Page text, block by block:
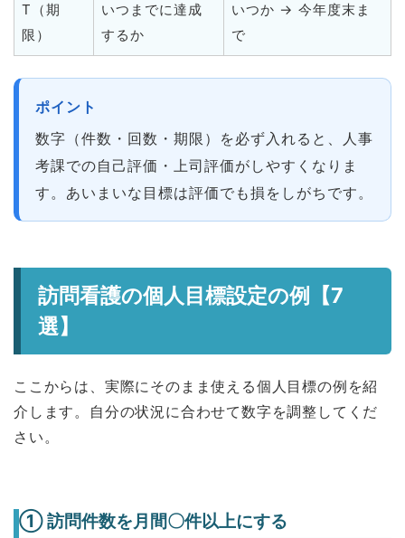
T（期
限）
いつまでに達成
するか
いつか → 今年度末ま
で
ポイント
数字（件数・回数・期限）を必ず入れると、人事
考課での自己評価・上司評価がしやすくなりま
す。あいまいな目標は評価でも損をしがちです。
訪問看護の個人目標設定の例【7
選】
ここからは、実際にそのまま使える個人目標の例を紹
介します。自分の状況に合わせて数字を調整してくだ
さい。
① 訪問件数を月間〇件以上にする